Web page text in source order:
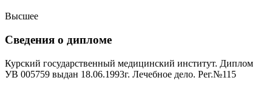
Высшее
Сведения о дипломе
Курский государственный медицинский институт. Диплом
УВ 005759 выдан 18.06.1993г. Лечебное дело. Рег.№115